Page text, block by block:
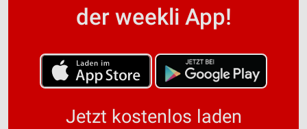
der weekli App!
Jetzt kostenlos laden